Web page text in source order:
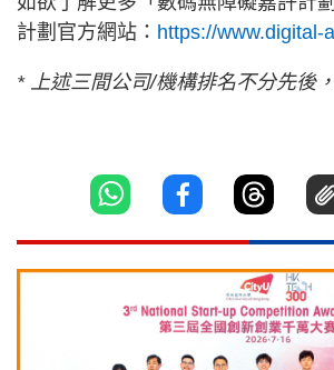
計劃官方網站： https://www.digital-
* 上述三間公司/機構排名不分先後